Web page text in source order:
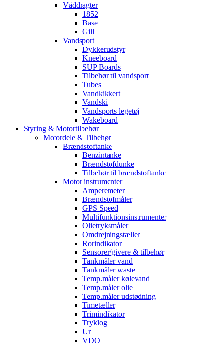
Våddragter
1852
Base
Gill
Vandsport
Dykkerudstyr
Kneeboard
SUP Boards
Tilbehør til vandsport
Tubes
Vandkikkert
Vandski
Vandsports legetøj
Wakeboard
Styring & Motortilbehør
Motordele & Tilbehør
Brændstoftanke
Benzintanke
Brændstofdunke
Tilbehør til brændstoftanke
Motor instrumenter
Amperemeter
Brændstofmåler
GPS Speed
Multifunktionsinstrumenter
Olietryksmåler
Omdrejningstæller
Rorindikator
Sensorer/givere & tilbehør
Tankmåler vand
Tankmåler waste
Temp.måler kølevand
Temp.måler olie
Temp.måler udstødning
Timetæller
Trimindikator
Tryklog
Ur
VDO